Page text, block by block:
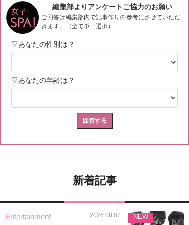
新着記事
Entertainment 2026.08.07 NEW